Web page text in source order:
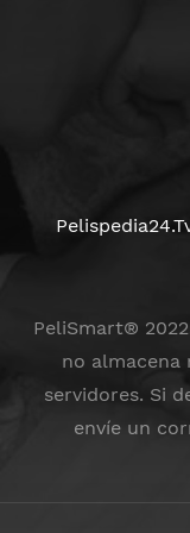
PeliSmart®
no almacena
servidores. Si
envíe un